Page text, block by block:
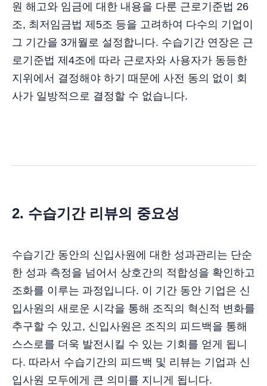
원 해고와 임금에 대한 내용을 다룬 근로기준법 26
조, 최저임금법 제5조 등을 고려하여 다수의 기업이
그 기간을 3개월로 설정합니다. 수습기간 연장은 근
로기준법 제4조에 따라 근로자와 사용자가 동등한
지위에서 결정해야 하기 때문에 사전 동의 없이 회
사가 일방적으로 결정할 수 없습니다.
2. 수습기간 리뷰의 중요성
수습기간 동안의 신입사원에 대한 성과관리는 단순
한 성과 측정을 넘어서 상호간의 적합성을 확인하고
조화를 이루는 과정입니다. 이 기간 동안 기업은 신
입사원의 새로운 시각을 통해 조직의 혁신적 변화를
추구할 수 있고, 신입사원은 조직의 피드백을 통해
스스로를 더욱 발전시킬 수 있는 기회를 얻게 됩니
다. 따라서 수습기간의 피드백 및 리뷰는 기업과 신
입사원 모두에게 큰 의미를 지니게 됩니다.